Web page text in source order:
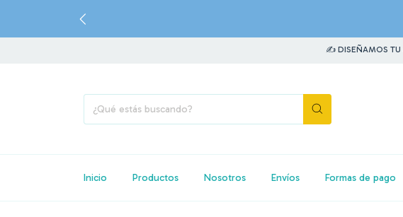
✍️ DISEÑAMOS TU MUEBLE
Inicio Productos Nosotros Envíos Formas de pago